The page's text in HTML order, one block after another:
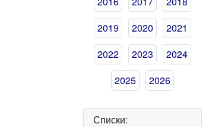
2019
2020
2021
2022
2023
2024
2025
2026
Списки: